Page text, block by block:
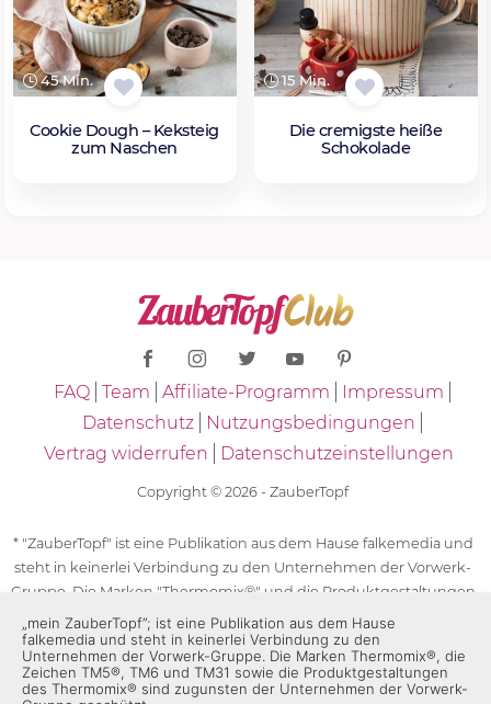
45 Min.
Cookie Dough – Keksteig
zum Naschen
15 Min.
Die cremigste heiße
Schokolade
FAQ Team Affiliate-Programm
Impressum
Datenschutz
Nutzungsbedingungen
Vertrag widerrufen
Datenschutzeinstellungen
Copyright © 2026 - ZauberTopf
* "ZauberTopf" ist eine Publikation aus dem Hause falkemedia und
steht in keinerlei Verbindung zu den Unternehmen der Vorwerk-
Gruppe. Die Marken "Thermomix®" und die Produktgestaltungen
des "Thermomix®" sind eingetragene Marken der Unternehmen
der Vorwerk-Gruppe. Die Marken Thermomix®, die Zeichen TM5®,
TM6 und TM31 sowie die Produktgestaltungen des Thermomix®
sind zugunsten der Unternehmen der Vorwerk-Gruppe
„mein ZauberTopf”; ist eine Publikation aus dem Hause
falkemedia und steht in keinerlei Verbindung zu den
Unternehmen der Vorwerk-Gruppe. Die Marken Thermomix®, die
Zeichen TM5®, TM6 und TM31 sowie die Produktgestaltungen
des Thermomix® sind zugunsten der Unternehmen der Vorwerk-